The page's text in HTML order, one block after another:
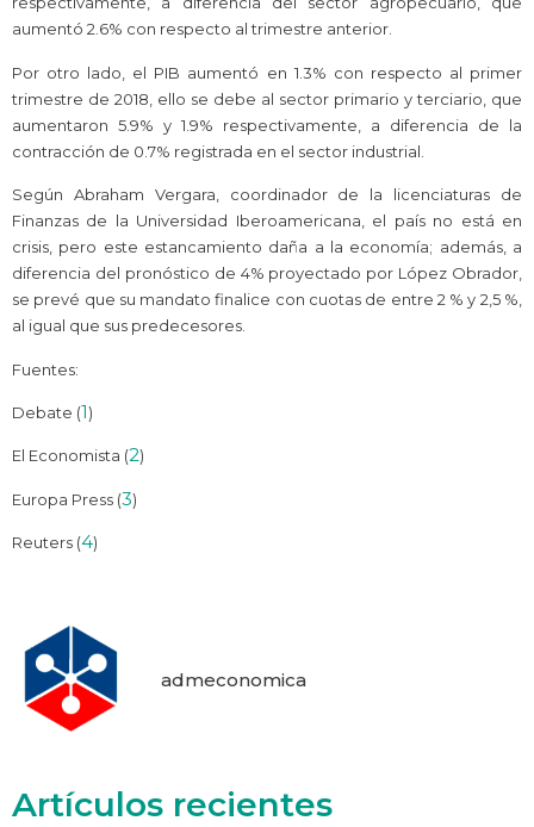
aumentó 2.6% con respecto al trimestre anterior.
Por otro lado, el PIB aumentó en 1.3% con respecto al primer
trimestre de 2018, ello se debe al sector primario y terciario, que
aumentaron 5.9% y 1.9% respectivamente, a diferencia de la
contracción de 0.7% registrada en el sector industrial.
Según Abraham Vergara, coordinador de la licenciaturas de
Finanzas de la Universidad Iberoamericana, el país no está en
crisis, pero este estancamiento daña a la economía; además, a
diferencia del pronóstico de 4% proyectado por López Obrador,
se prevé que su mandato finalice con cuotas de entre 2 % y 2,5 %,
al igual que sus predecesores.
Fuentes:
Debate (1)
El Economista (2)
Europa Press (3)
Reuters (4)
admeconomica
Artículos recientes